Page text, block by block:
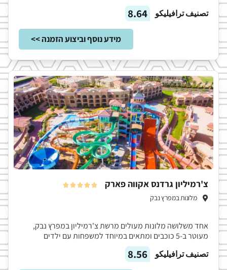
تصنيف ترافيليكو
8.64
מידע נוסף וביצוע הזמנה >>
צ'רמיליון גרדנס אקווה פארק 




מלונות במפרץ נבק
אחד משלושה מלונות מעולים מרשת צ'רמיליון במפרץ נבק,
מעוטר ב-5 כוכבים ומתאים במיוחד למשפחות עם ילדים
تصنيف ترافيليكو
8.56